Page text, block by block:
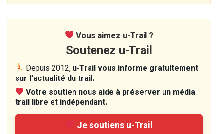
Vous aimez u-Trail ?
Soutenez u-Trail
Depuis 2012, u-Trail vous informe gratuitement
sur l’actualité du trail.
Votre soutien nous aide à préserver un média
trail libre et indépendant.
Je soutiens u-Trail